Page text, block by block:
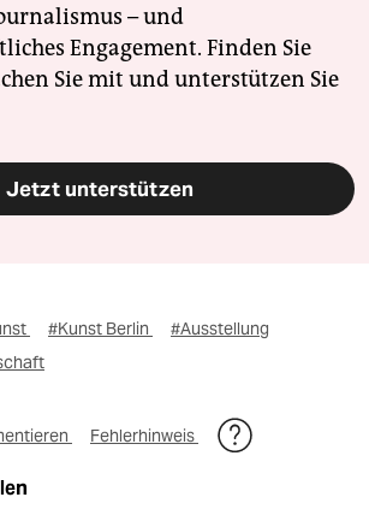
– und
Engagement. Finden Sie
Sie mit und unterstützen Sie
Jetzt unterstützen
#Kunst Berlin
#Ausstellung
Fehlerhinweis